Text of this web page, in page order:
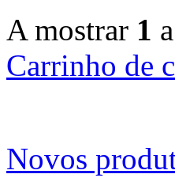
A mostrar 1 a
Carrinho de
Novos